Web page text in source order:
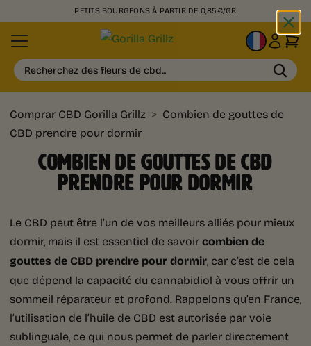
PETITS BOURGEONS À PARTIR DE 0,85€/GR
FR
Recherchez des fleurs de cbd...
Comprar CBD Gorilla Grillz > Combien de gouttes de
CBD prendre pour dormir
COMBIEN DE GOUTTES DE CBD
PRENDRE POUR DORMIR
Le CBD peut être l’un de vos meilleurs alliés pour mieux
dormir, mais il est essentiel de savoircombien de
gouttes de CBD prendre pour dormir, car c’est de cela
que dépend la capacité du cannabidiol à vous offrir un
sommeil réparateur et profond. Rappelons qu’en France,
l’utilisation de l’huile de CBD est autorisée par voie
sublinguale, ce qui nous permet de parler directement